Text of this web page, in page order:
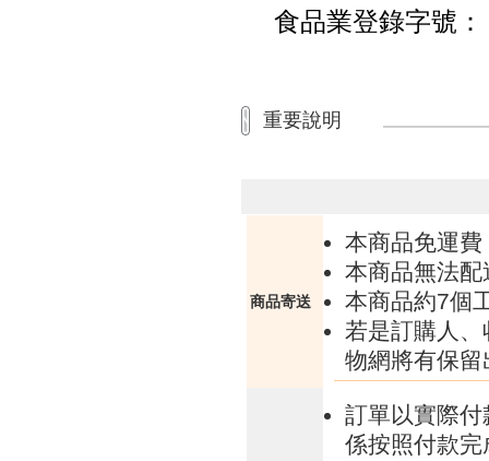
食品業登錄字號
重要說明
商品寄送
本商品免運
本商品無法配
本商品約7個
若是訂購人
物網將有保
訂單以實際
係按照付款